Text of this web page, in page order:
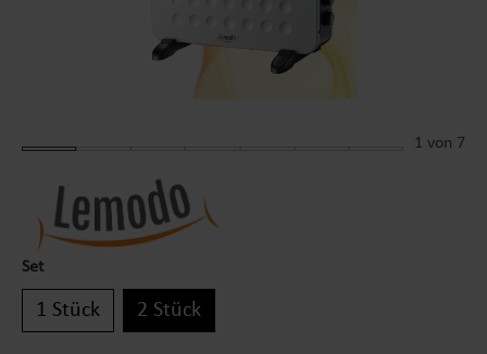
1 von 7
Set
1 Stück 2 Stück